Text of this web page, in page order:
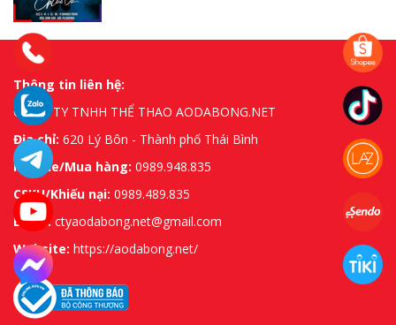
Thông tin liên hệ:
CÔNG TY TNHH THỂ THAO AODABONG.NET
Địa chỉ: 620 Lý Bôn - Thành phố Thái Bình
Hotline/Mua hàng: 0989.948.835
CSKH/Khiếu nại: 0989.489.835
Email:ctyaodabong.net@gmail.com
Website: https://aodabong.net/